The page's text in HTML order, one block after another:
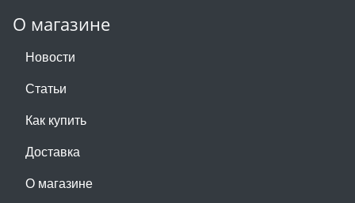
О магазине
Новости
Статьи
Как купить
Доставка
О магазине